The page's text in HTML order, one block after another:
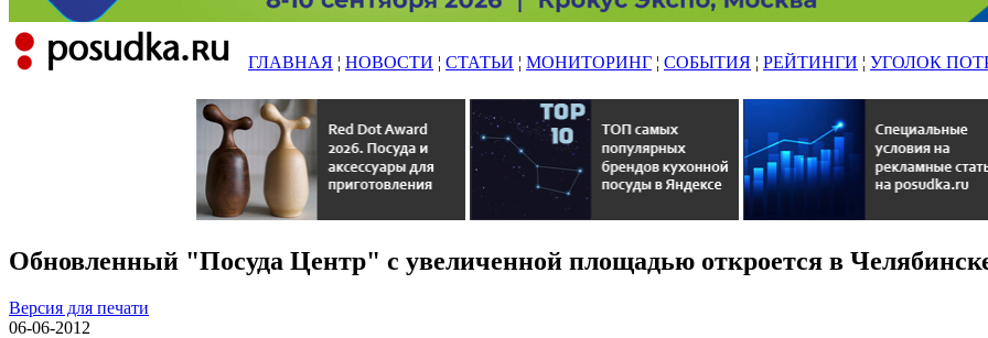
ГЛАВНАЯ ¦ НОВОСТИ ¦ СТАТЬИ ¦ МОНИТОРИНГ ¦ СОБЫТИЯ ¦ РЕЙТИНГИ ¦ УГОЛОК
Обновленный "Посуда Центр" с увеличенной площадью откроется в
Версия для печати
06-06-2012